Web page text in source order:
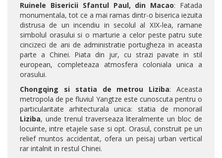
Ruinele Bisericii Sfantul Paul, din Macao: Fatada
monumentala, tot ce a mai ramas dintr-o biserica iezuita
distrusa de un incendiu in secolul al XIX-lea, ramane
simbolul orasului si o marturie a celor peste patru sute
cincizeci de ani de administratie portugheza in aceasta
parte a Chinei. Piata din jur, cu strazi pavate in stil
european, completeaza atmosfera coloniala unica a
orasului.
Chongqing si statia de metrou Liziba: Aceasta
metropola de pe fluviul Yangtze este cunoscuta pentru o
particularitate arhitecturala unica: statia de monorail
Liziba, unde trenul traverseaza literalmente un bloc de
locuinte, intre etajele sase si opt. Orasul, construit pe un
relief muntos accidentat, ofera un peisaj urban vertical
rar intalnit in restul Chinei.